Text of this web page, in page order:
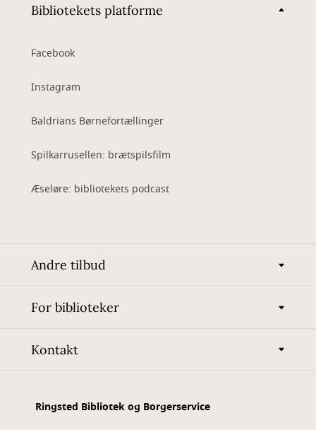
Bibliotekets platforme
Facebook
Instagram
Baldrians Børnefortællinger
Spilkarrusellen: brætspilsfilm
Æseløre: bibliotekets podcast
Andre tilbud
For biblioteker
Kontakt
Ringsted Bibliotek og Borgerservice